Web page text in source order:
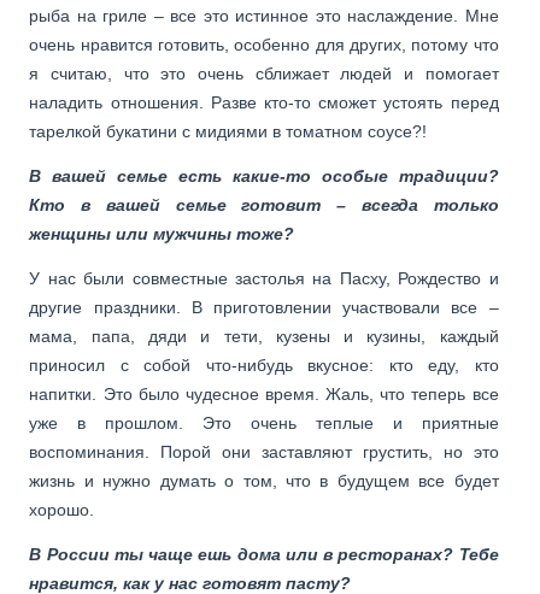
рыба на гриле – все это истинное это наслаждение. Мне
очень нравится готовить, особенно для других, потому что
я считаю, что это очень сближает людей и помогает
наладить отношения. Разве кто-то сможет устоять перед
тарелкой букатини с мидиями в томатном соусе?!
В вашей семье есть какие-то особые традиции?
Кто в вашей семье готовит – всегда только
женщины или мужчины тоже?
У нас были совместные застолья на Пасху, Рождество и
другие праздники. В приготовлении участвовали все –
мама, папа, дяди и тети, кузены и кузины, каждый
приносил с собой что-нибудь вкусное: кто еду, кто
напитки. Это было чудесное время. Жаль, что теперь все
уже в прошлом. Это очень теплые и приятные
воспоминания. Порой они заставляют грустить, но это
жизнь и нужно думать о том, что в будущем все будет
хорошо.
В России ты чаще ешь дома или в ресторанах? Тебе
нравится, как у нас готовят пасту?